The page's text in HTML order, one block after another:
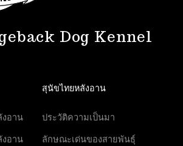
Dog Kennel
อาน
อาน
สุนัขไทยหลังอาน
ประวัติความเป็นมา
ลักษณะเด่นของสายพันธุ์